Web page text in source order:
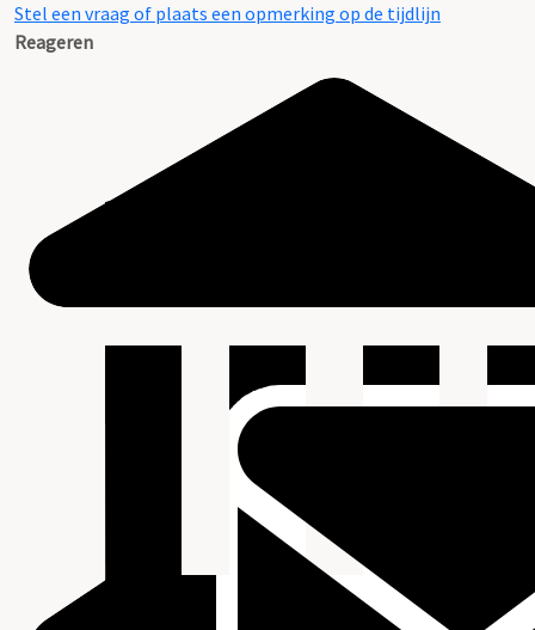
Stel een vraag of plaats een opmerking op de tijdlijn
Reageren